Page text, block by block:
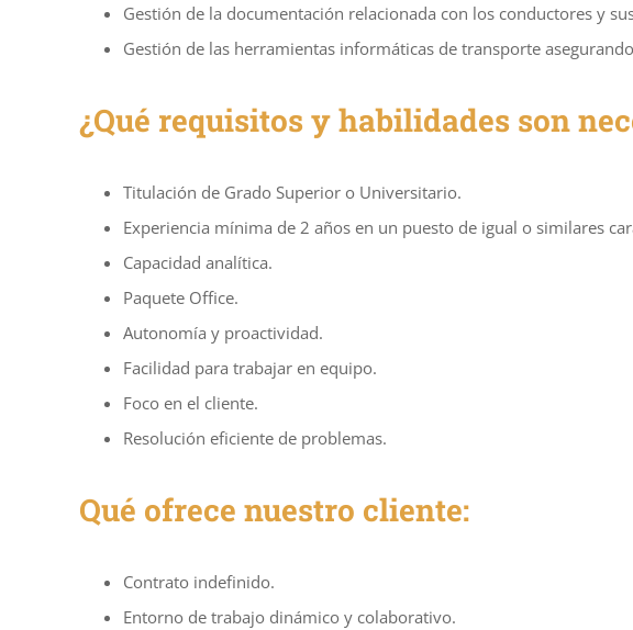
Gestión de la documentación relacionada con los conductores y
Gestión de las herramientas informáticas de transporte
¿Qué requisitos y habilidades son
Titulación de Grado Superior o Universitario.
Experiencia mínima de 2 años en un puesto de igual o similares
Capacidad analítica.
Paquete Office.
Autonomía y proactividad.
Facilidad para trabajar en equipo.
Foco en el cliente.
Resolución eficiente de problemas.
Qué ofrece nuestro cliente:
Contrato indefinido.
Entorno de trabajo dinámico y colaborativo.